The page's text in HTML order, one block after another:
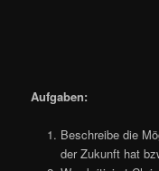
Aufgaben:
Beschreibe die
der Zukunft hat